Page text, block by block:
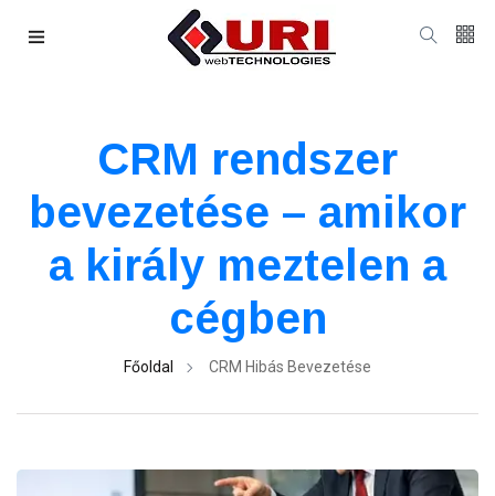
CRM rendszer
bevezetése – amikor
a király meztelen a
cégben
Főoldal CRM Hibás Bevezetése